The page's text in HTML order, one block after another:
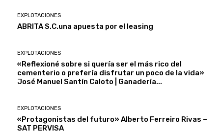
EXPLOTACIONES
ABRITA S.C.una apuesta por el leasing
EXPLOTACIONES
«Reflexioné sobre si quería ser el más rico del
cementerio o prefería disfrutar un poco de la vida»
José Manuel Santín Caloto | Ganadería...
EXPLOTACIONES
«Protagonistas del futuro» Alberto Ferreiro Rivas –
SAT PERVISA